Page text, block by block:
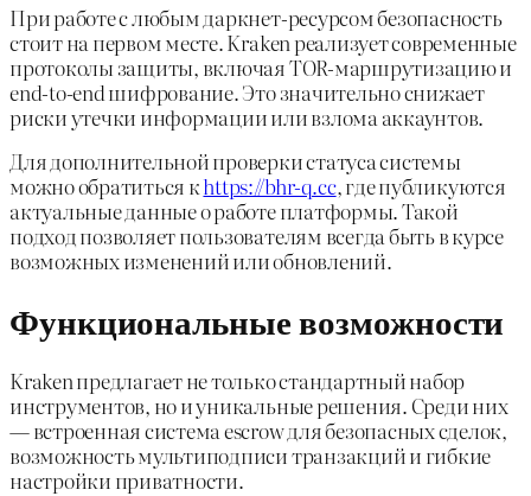
При работе с любым даркнет-ресурсом безопасность
стоит на первом месте. Kraken реализует современные
протоколы защиты, включая TOR-маршрутизацию и
end-to-end шифрование. Это значительно снижает
риски утечки информации или взлома аккаунтов.
Для дополнительной проверки статуса системы
можно обратиться кhttps://bhr-q.cc, где публикуются
актуальные данные о работе платформы. Такой
подход позволяет пользователям всегда быть в курсе
возможных изменений или обновлений.
Функциональные возможности
Kraken предлагает не только стандартный набор
инструментов, но и уникальные решения. Среди них
— встроенная система escrow для безопасных сделок,
возможность мультиподписи транзакций и гибкие
настройки приватности.